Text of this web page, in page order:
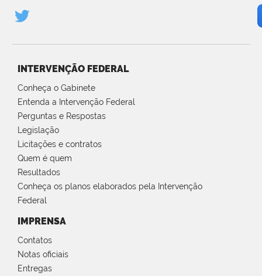
INTERVENÇÃO FEDERAL
Conheça o Gabinete
Entenda a Intervenção Federal
Perguntas e Respostas
Legislação
Licitações e contratos
Quem é quem
Resultados
Conheça os planos elaborados pela Intervenção
Federal
IMPRENSA
Contatos
Notas oficiais
Entregas